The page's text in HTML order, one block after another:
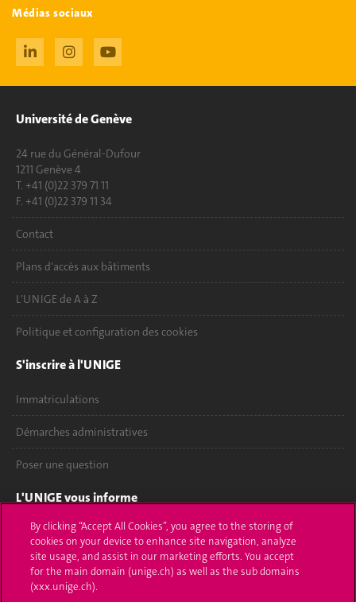
Médias sociaux
Université de Genève
24 rue du Général-Dufour
1211 Genève 4
T. +41 (0)22 379 71 11
F. +41 (0)22 379 11 34
Contact
Plans d'accès aux bâtiments
L'UNIGE de A à Z
Politique et configuration des cookies
S'inscrire à l'UNIGE
Immatriculations
Démarches administratives
Poser une question
L'UNIGE vous informe
UNIGE Mobile
Médias
Offres d'emploi
By clicking “Accept All Cookies”, you agree to the storing of
cookies on your device to enhance site navigation, analyze
site usage, and assist in our marketing efforts. You accept
for the main domain (unige.ch) as well as the sub domains
(xxx.unige.ch).